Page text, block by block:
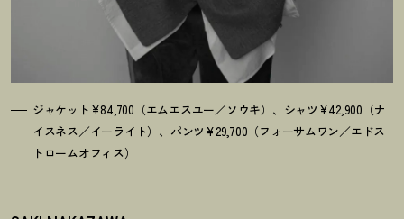
ジャケット¥84,700（エムエスユー／ソウキ）、シャツ¥42,900（ナ
イスネス／イーライト）、パンツ¥29,700（フォーサムワン／エドス
トロームオフィス）